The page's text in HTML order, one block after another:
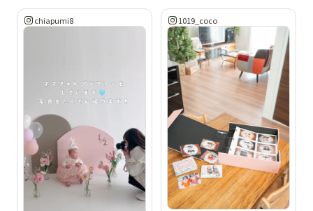
chiapumi8 1019_coco